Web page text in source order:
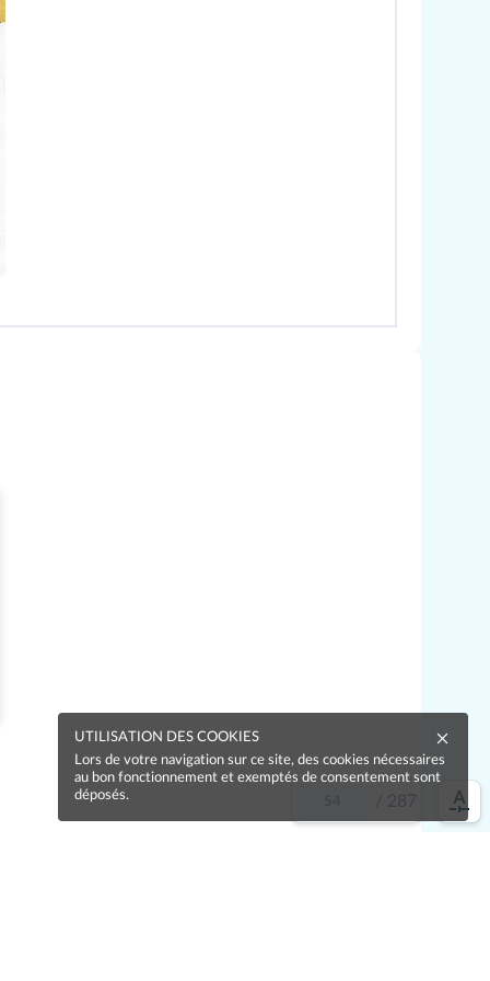
/ 287
UTILISATION DES COOKIES
Lors de votre navigation sur ce site, des cookies nécessaires
au bon fonctionnement et exemptés de consentement sont
déposés.